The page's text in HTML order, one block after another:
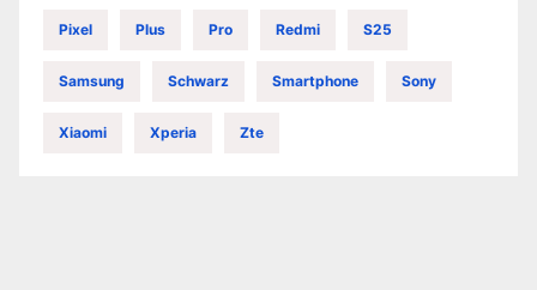
Pixel Plus Pro Redmi S25
Samsung Schwarz Smartphone Sony
Xiaomi Xperia Zte